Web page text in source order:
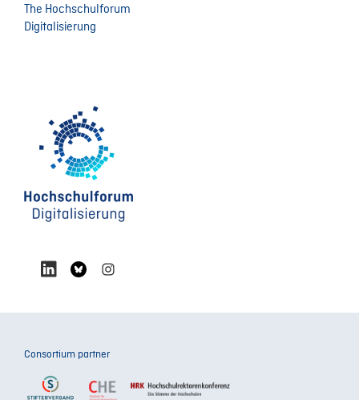
The Hochschulforum
Digitalisierung
Consortium partner